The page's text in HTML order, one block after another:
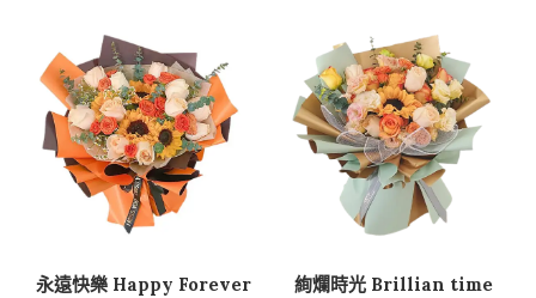
加入購物車
永遠快樂 Happy Forever 查看內容
絢爛時光 Brillian time